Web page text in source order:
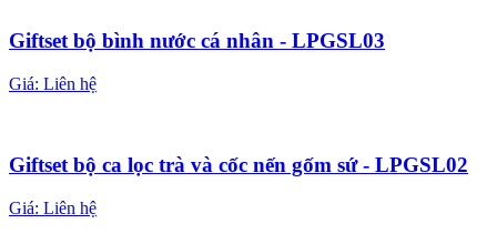
Giftset bộ bình nước cá nhân - LPGSL03
Giá: Liên hệ
Giftset bộ ca lọc trà và cốc nến gốm sứ - LPGSL02
Giá: Liên hệ